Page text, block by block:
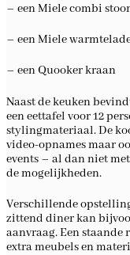
– een Miele combi
– een Miele
– een Quooker kraan
Naast de keuken
een eettafel voor 12
stylingmateriaal. De
video-opnames maar
events – al dan niet
de mogelijkheden.
Verschillende
zittend diner kan
aanvraag. Een staande
extra meubels en